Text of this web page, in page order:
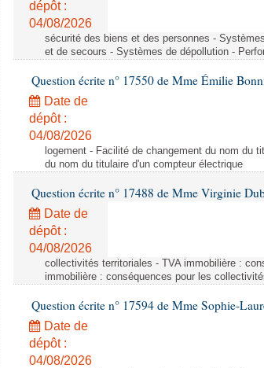
dépôt :
04/08/2026
sécurité des biens et des personnes -
et de secours - Systèmes de dépollution -
Question écrite n° 17550 de Mme Émilie
Date de
dépôt :
04/08/2026
logement - Facilité de changement du nom du
du nom du titulaire d'un compteur électrique
Question écrite n° 17488 de Mme Virginie
Date de
dépôt :
04/08/2026
collectivités territoriales - TVA immobilière :
immobilière : conséquences pour les
Question écrite n° 17594 de Mme Sophie-
Date de
dépôt :
04/08/2026